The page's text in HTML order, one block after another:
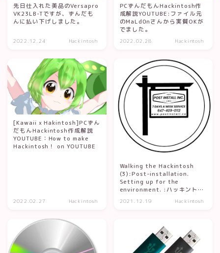
先日仕入れた美品のVersapro
VK23LB-Tですが、ずんだも
んに払い下げしました。
2022.12.24 Hackintosh
PCずんだもんHackintosh作
成解説YOUTUBE:ファイル元
のMaLd0nさんから実質OKが
でました。
2022.02.28 Hackintosh
[Kawaii x Hakintosh]PCずん
だもんHackintosh作成解説
YOUTUBE：How to make
Hackintosh！ on YOUTUBE
2022.02.27 Hackintosh
Walking the Hackintosh
(3):Post-installation.
Setting up for the
environment. :ハッキントッ
インストール。環境に合わせ
2021.12.19 Hackintosh